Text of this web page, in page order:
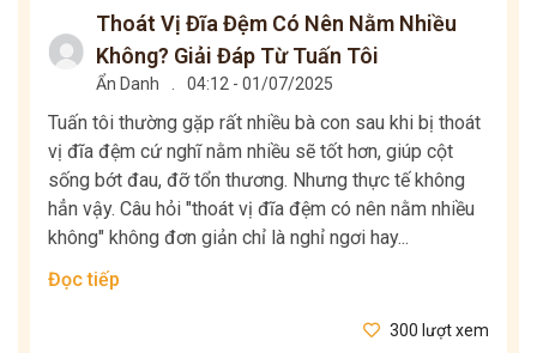
Thoát Vị Đĩa Đệm Có Nên Nằm Nhiều
Không? Giải Đáp Từ Tuấn Tôi
Ẩn Danh 04:12 - 01/07/2025
Tuấn tôi thường gặp rất nhiều bà con sau khi bị thoát
vị đĩa đệm cứ nghĩ nằm nhiều sẽ tốt hơn, giúp cột
sống bớt đau, đỡ tổn thương. Nhưng thực tế không
hẳn vậy. Câu hỏi "thoát vị đĩa đệm có nên nằm nhiều
không" không đơn giản chỉ là nghỉ ngơi hay...
Đọc tiếp
300 lượt xem